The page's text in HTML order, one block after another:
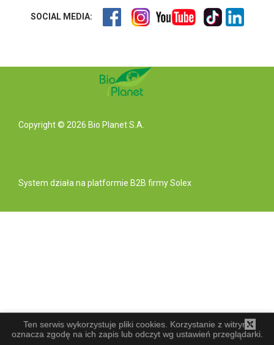
SOCIAL MEDIA:
Copyright © 2026 Bio Planet S.A.
System działa na platformie B2B firmy Solex
Ten serwis wykorzystuje pliki cookies. Korzystanie z witryny
oznacza zgodę na ich zapis lub odczyt wg ustawień przeglądarki.